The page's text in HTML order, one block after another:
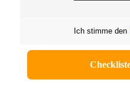
Ich stimme den